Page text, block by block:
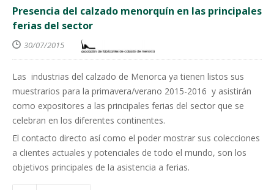
Presencia del calzado menorquín en las principales
ferias del sector
30/07/2015
Las industrias del calzado de Menorca ya tienen listos sus
muestrarios para la primavera/verano 2015-2016 y asistirán
como expositores a las principales ferias del sector que se
celebran en los diferentes continentes.
El contacto directo así como el poder mostrar sus colecciones
a clientes actuales y potenciales de todo el mundo, son los
objetivos principales de la asistencia a ferias.